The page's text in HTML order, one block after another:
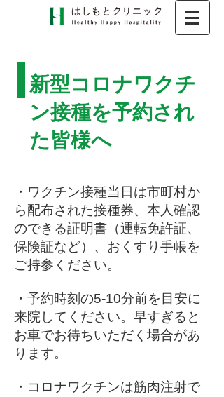
​新型コロナワクチ
ン接種を予約され
た皆様へ
・ワクチン接種当日は市町村か
ら配布された接種券、本人確認
のできる証明書（運転免許証、
保険証など）、おくすり手帳を
ご持参ください。
・予約時刻の5-10分前を目安に
来院してください。早すぎると
お車でお待ちいただく場合があ
ります。
・コロナワクチンは筋肉注射で